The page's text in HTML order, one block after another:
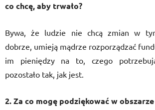
co chcę, aby trwało?
Bywa, że ludzie nie chcą zmian w
dobrze, umieją mądrze rozporządzać
im pieniędzy na to, czego
pozostało tak, jak jest.
2. Za co mogę podziękować w